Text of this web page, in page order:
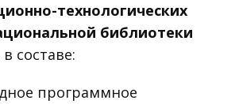
технологических
библиотеки
в составе:
программное